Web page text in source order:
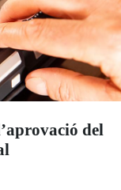
del